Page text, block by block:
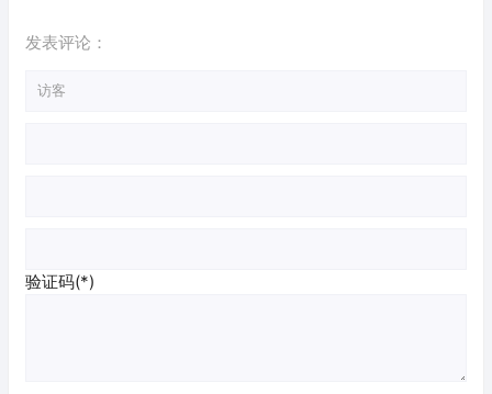
发表评论：
验证码(*)